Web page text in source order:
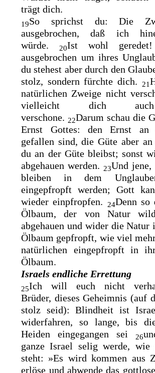
trägt dich.
19So sprichst du: Die
ausgebrochen, daß ich
würde.
20Ist wohl
ausgebrochen um ihres
du stehest aber durch den
stolz, sondern fürchte dich.
21
natürlichen Zweige nicht
vielleicht dich
verschone. 22Darum schau die
Ernst Gottes: den Ernst an
gefallen sind, die Güte aber
du an der Güte bleibst; sonst
abgehauen werden. 23Und
bleiben in dem
eingepfropft werden; Gott
wieder einpfropfen.
24Denn so
Ölbaum, der von Natur
abgehauen und wider die Natur
Ölbaum gepfropft, wie viel
natürlichen eingepfropft in
Ölbaum.
Israels endliche Errettung
25Ich will euch nicht
Brüder, dieses Geheimnis (auf
stolz seid): Blindheit ist
widerfahren, so lange,bis
Heiden eingegangen sei
26
ganze Israel selig werde, wie
steht: »Es wird kommen aus
erlöse und abwende das